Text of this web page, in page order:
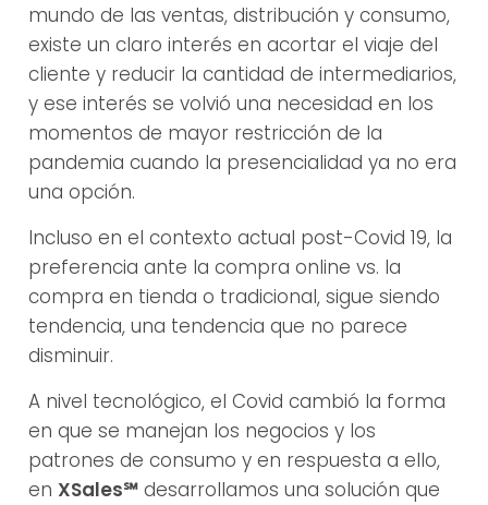
mundo de las ventas, distribución y consumo,
existe un claro interés en acortar el viaje del
cliente y reducir la cantidad de intermediarios,
y ese interés se volvió una necesidad en los
momentos de mayor restricción de la
pandemia cuando la presencialidad ya no era
una opción.
Incluso en el contexto actual post-Covid 19, la
preferencia ante la compra online vs. la
compra en tienda o tradicional, sigue siendo
tendencia, una tendencia que no parece
disminuir.
A nivel tecnológico, el Covid cambió la forma
en que se manejan los negocios y los
patrones de consumo y en respuesta a ello,
en XSales℠desarrollamos una solución que